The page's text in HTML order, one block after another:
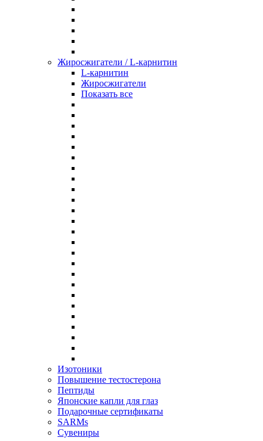
Жиросжигатели / L-карнитин
L-карнитин
Жиросжигатели
Показать все
Изотоники
Повышение тестостерона
Пептиды
Японские капли для глаз
Подарочные сертификаты
SARMs
Сувениры